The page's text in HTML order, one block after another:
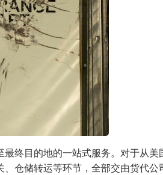
最终目的地的一站式服务。对于从美
仓储转运等环节，全部交由货代